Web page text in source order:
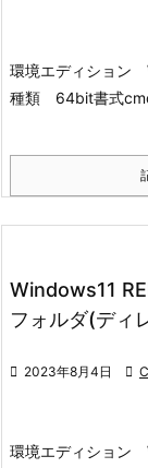
環境エディション
種類 64bit書式
Windows11
フォルダ(ディ
 2023年8月4日 
環境エディション